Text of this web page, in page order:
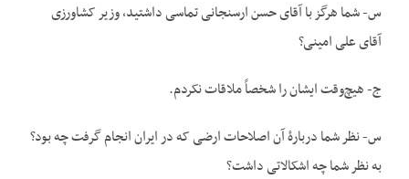
س- شما هرگز با آقای حسن ارسنجانی تماسی داشتید، وزیر کشاورزی
آقای علی امینی؟
ج- هیچ‌وقت ایشان را شخصاً ملاقات نکردم.
س- نظر شما دربارۀ آن اصلاحات ارضی که در ایران انجام گرفت چه بود؟
به نظر شما چه اشکالاتی داشت؟